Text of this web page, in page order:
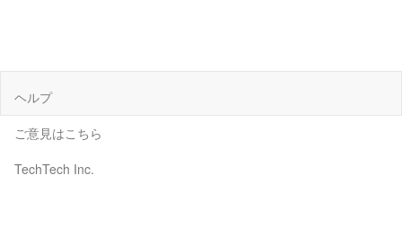
ヘルプ
ご意見はこちら
TechTech Inc.